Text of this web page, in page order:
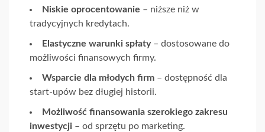
Niskie oprocentowanie – niższe niż w
tradycyjnych kredytach.
Elastyczne warunki spłaty– dostosowane do
możliwości finansowych firmy.
Wsparcie dla młodych firm – dostępność dla
start-upów bez długiej historii.
Możliwość finansowania szerokiego zakresu
inwestycji – od sprzętu po marketing.